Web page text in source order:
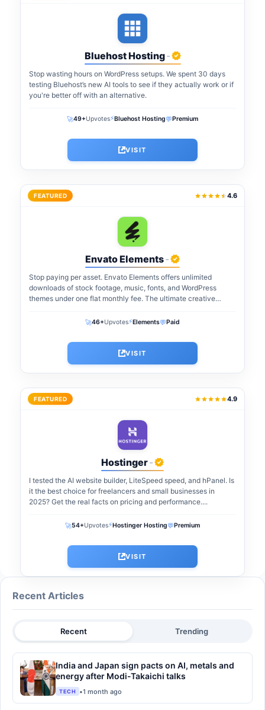
Bluehost Hosting-
Stop wasting hours on WordPress setups. We spent 30 days
testing Bluehost’s new AI tools to see if they actually work or if
you're better off with an alternative.
🚀49+Upvotes⚡Bluehost Hosting💬Premium
VISIT
FEATURED 4.6
Envato Elements-
Stop paying per asset. Envato Elements offers unlimited
downloads of stock footage, music, fonts, and WordPress
themes under one flat monthly fee. The ultimate creative
🚀46+Upvotes⚡Elements💬Paid
VISIT
FEATURED 4.9
Hostinger-
I tested the AI website builder, LiteSpeed speed, and hPanel. Is
it the best choice for freelancers and small businesses in
2025? Get the real facts on pricing and performance....
🚀54+Upvotes⚡Hostinger Hosting💬Premium
VISIT
Recent Articles
Recent Trending
India and Japan sign pacts on AI, metals and
energy after Modi-Takaichi talks
TECH •1 month ago